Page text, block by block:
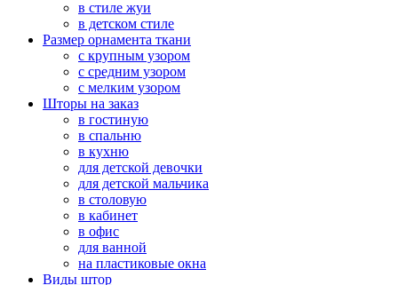
в стиле жуи
в детском стиле
Размер орнамента ткани
с крупным узором
с средним узором
с мелким узором
Шторы на заказ
в гостиную
в спальню
в кухню
для детской девочки
для детской мальчика
в столовую
в кабинет
в офис
для ванной
на пластиковые окна
Виды штор